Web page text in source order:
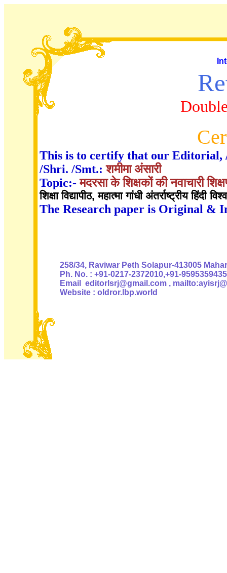
This is to certify that our Editorial,
/Shri. /Smt.:शमीमा अंसारी
Topic:-मदरसा के शिक्षकों की नवाचारी
शिक्षा विद्यापीठ, महात्मा गांधी अंतर्राष्ट्रीय हिंदी
The Research paper is Original &
258/34, Raviwar Peth Solapur-413005
Ph. No. : +91-0217-2372010,+91-9595359435
Email editorlsrj@gmail.com ,
Website : oldror.lbp.world